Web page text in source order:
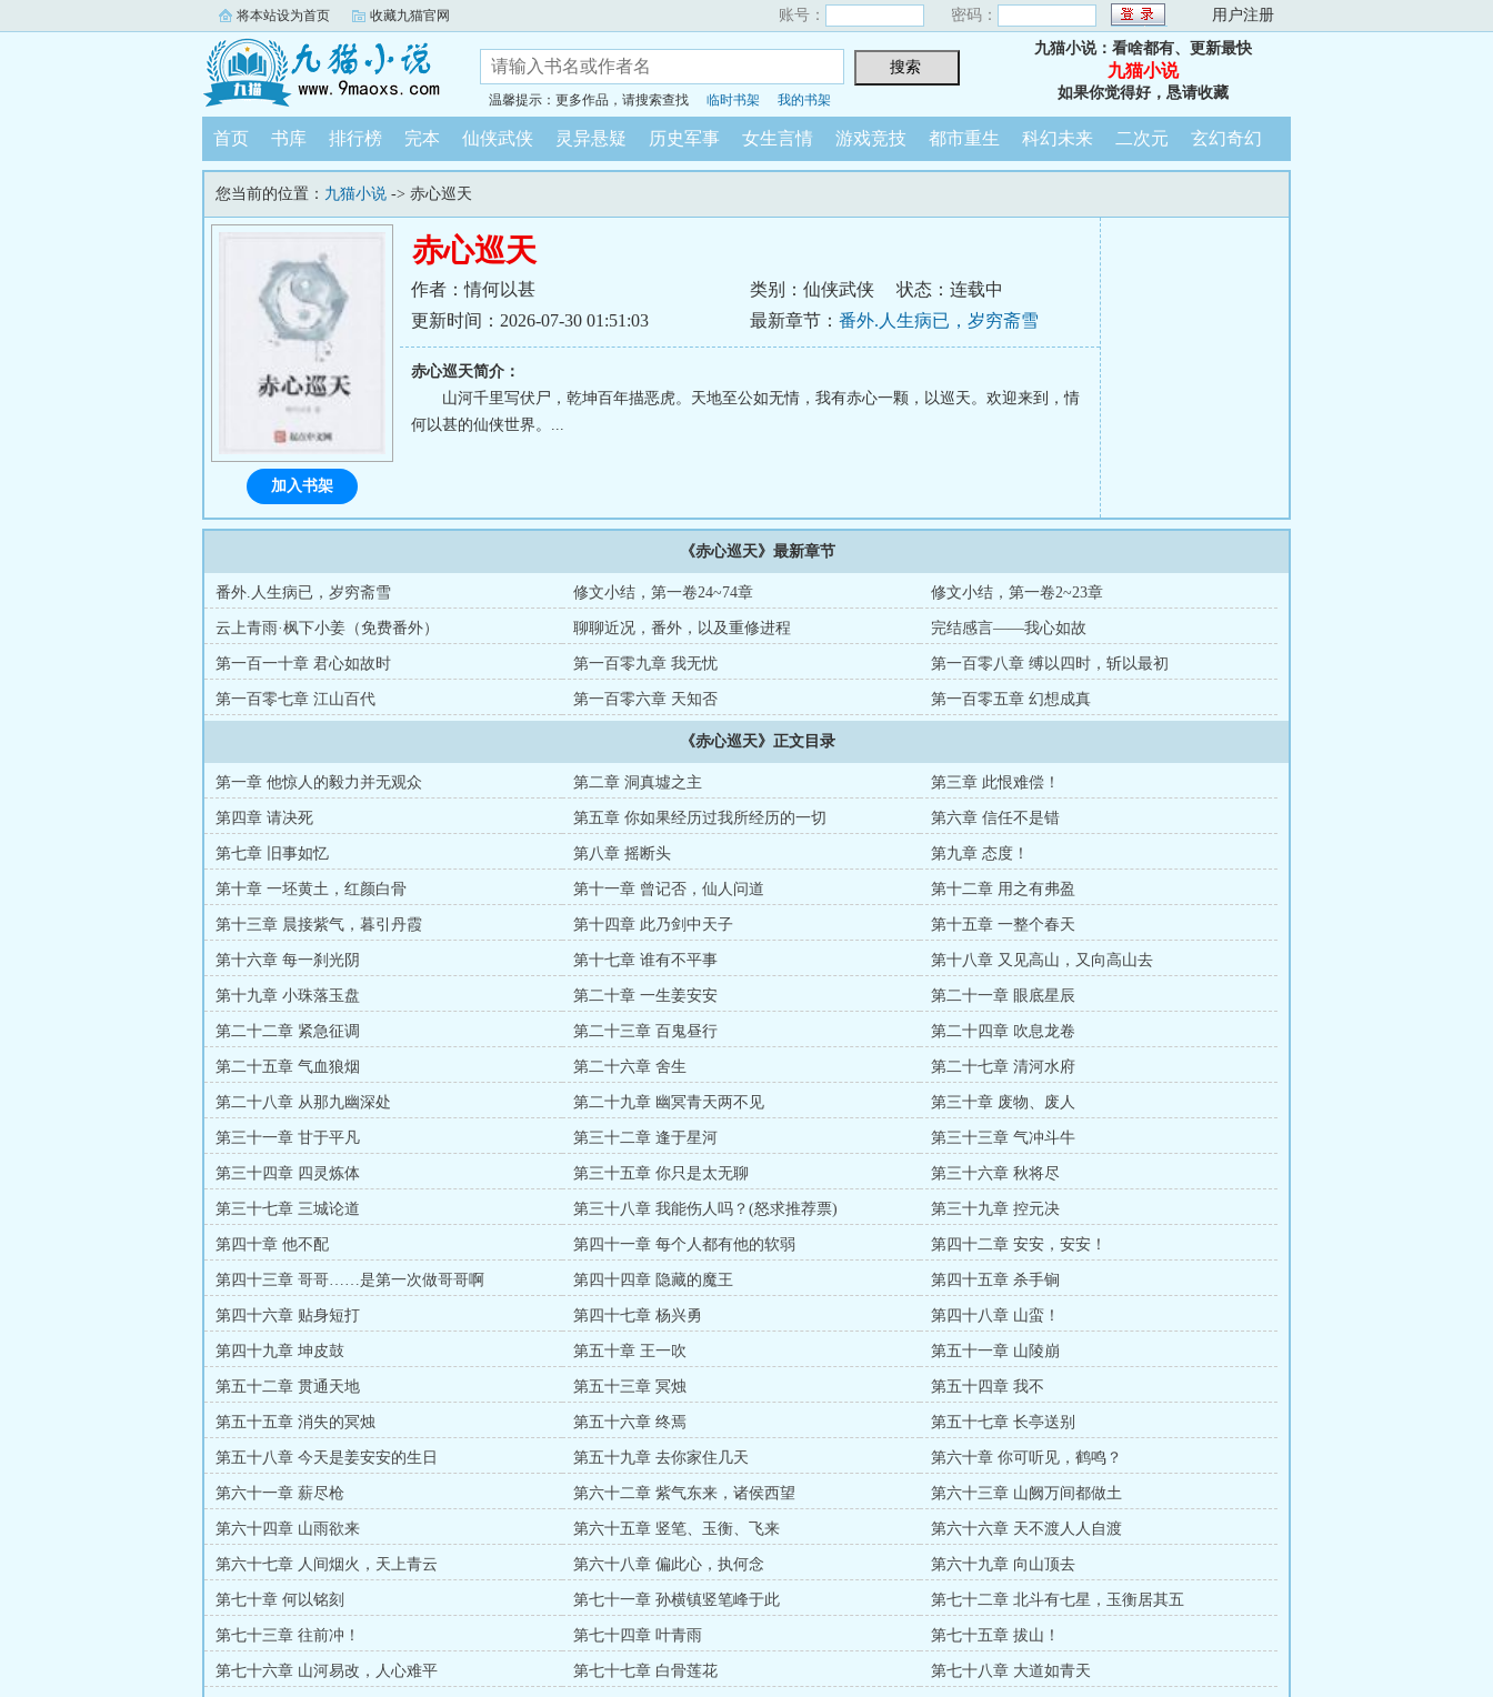
将本站设为首页 收藏九猫官网 账号： 密码： 用户注册
温馨提示：更多作品，请搜索查找 临时书架 我的书架
九猫小说：看啥都有、更新最快
九猫小说
如果你觉得好，恳请收藏
首页 书库 排行榜 完本 仙侠武侠 灵异悬疑 历史军事 女生言情 游戏竞技 都市重生 科幻未来 二次元 玄幻奇幻
您当前的位置： 九猫小说 -> 赤心巡天
赤心巡天
作者：情何以甚 类别：仙侠武侠
状态：连载中
更新时间：2026-07-30 01:51:03
最新章节： 番外.人生病已，岁穷斋雪
赤心巡天简介：
山河千里写伏尸，乾坤百年描恶虎。天地至公如无情，我有赤心一颗，以巡天。欢迎来到，情
何以甚的仙侠世界。...
加入书架
《赤心巡天》最新章节
番外.人生病已，岁穷斋雪 修文小结，第一卷24~74章 修文小结，第一卷2~23章
云上青雨·枫下小姜（免费番外） 聊聊近况，番外，以及重修进程 完结感言——我心如故
第一百一十章 君心如故时 第一百零九章 我无忧 第一百零八章 缚以四时，斩以最初
第一百零七章 江山百代 第一百零六章 天知否 第一百零五章 幻想成真
《赤心巡天》正文目录
第一章 他惊人的毅力并无观众 第二章 洞真墟之主 第三章 此恨难偿！
第四章 请决死 第五章 你如果经历过我所经历的一切 第六章 信任不是错
第七章 旧事如忆 第八章 摇断头 第九章 态度！
第十章 一坯黄土，红颜白骨 第十一章 曾记否，仙人问道 第十二章 用之有弗盈
第十三章 晨接紫气，暮引丹霞 第十四章 此乃剑中天子 第十五章 一整个春天
第十六章 每一刹光阴 第十七章 谁有不平事 第十八章 又见高山，又向高山去
第十九章 小珠落玉盘 第二十章 一生姜安安 第二十一章 眼底星辰
第二十二章 紧急征调 第二十三章 百鬼昼行 第二十四章 吹息龙卷
第二十五章 气血狼烟 第二十六章 舍生 第二十七章 清河水府
第二十八章 从那九幽深处 第二十九章 幽冥青天两不见 第三十章 废物、废人
第三十一章 甘于平凡 第三十二章 逢于星河 第三十三章 气冲斗牛
第三十四章 四灵炼体 第三十五章 你只是太无聊 第三十六章 秋将尽
第三十七章 三城论道 第三十八章 我能伤人吗？(怒求推荐票) 第三十九章 控元决
第四十章 他不配 第四十一章 每个人都有他的软弱 第四十二章 安安，安安！
第四十三章 哥哥……是第一次做哥哥啊 第四十四章 隐藏的魔王 第四十五章 杀手锏
第四十六章 贴身短打 第四十七章 杨兴勇 第四十八章 山蛮！
第四十九章 坤皮鼓 第五十章 王一吹 第五十一章 山陵崩
第五十二章 贯通天地 第五十三章 冥烛 第五十四章 我不
第五十五章 消失的冥烛 第五十六章 终焉 第五十七章 长亭送别
第五十八章 今天是姜安安的生日 第五十九章 去你家住几天 第六十章 你可听见，鹤鸣？
第六十一章 薪尽枪 第六十二章 紫气东来，诸侯西望 第六十三章 山阙万间都做土
第六十四章 山雨欲来 第六十五章 竖笔、玉衡、飞来 第六十六章 天不渡人人自渡
第六十七章 人间烟火，天上青云 第六十八章 偏此心，执何念 第六十九章 向山顶去
第七十章 何以铭刻 第七十一章 孙横镇竖笔峰于此 第七十二章 北斗有七星，玉衡居其五
第七十三章 往前冲！ 第七十四章 叶青雨 第七十五章 拔山！
第七十六章 山河易改，人心难平 第七十七章 白骨莲花 第七十八章 大道如青天